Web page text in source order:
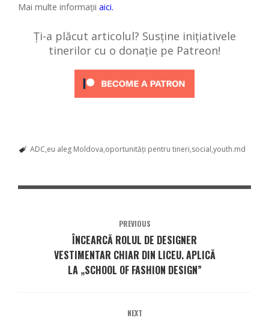
Mai multe informații aici.
Ți-a plăcut articolul? Susține inițiativele
tinerilor cu o donație pe Patreon!
ADC eu aleg Moldova oportunități pentru tineri social youth.md
PREVIOUS
ÎNCEARCĂ ROLUL DE DESIGNER
VESTIMENTAR CHIAR DIN LICEU. APLICĂ
LA „SCHOOL OF FASHION DESIGN”
NEXT